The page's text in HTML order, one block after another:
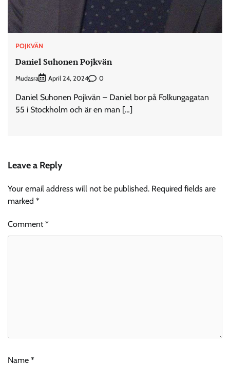
POJKVÄN
Daniel Suhonen Pojkvän
Mudasra April 24, 2024 0
Daniel Suhonen Pojkvän – Daniel bor på Folkungagatan
55 i Stockholm och är en man […]
Leave a Reply
Your email address will not be published. Required fields are
marked *
Comment*
Name *